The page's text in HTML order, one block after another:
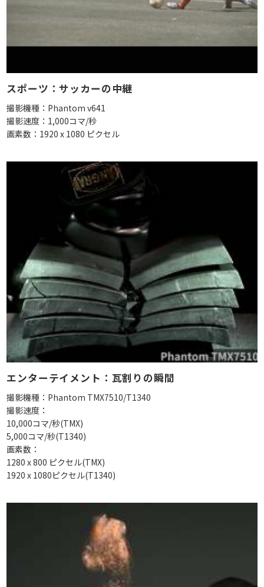
スポーツ：サッカーの中継
撮影機種：Phantom v641
撮影速度：1,000コマ/秒
画素数：1920 x 1080 ピクセル
エンターテイメント：瓦割りの瞬間
撮影機種：Phantom TMX7510/T1340
撮影速度：
10,000コマ/秒(TMX)
5,000コマ/秒(T1340)
画素数：
1280 x 800 ピクセル(TMX)
1920 x 1080ピクセル(T1340)